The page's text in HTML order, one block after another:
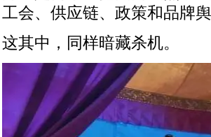
工会、供应链、政策和品牌
这其中，同样暗藏杀机。